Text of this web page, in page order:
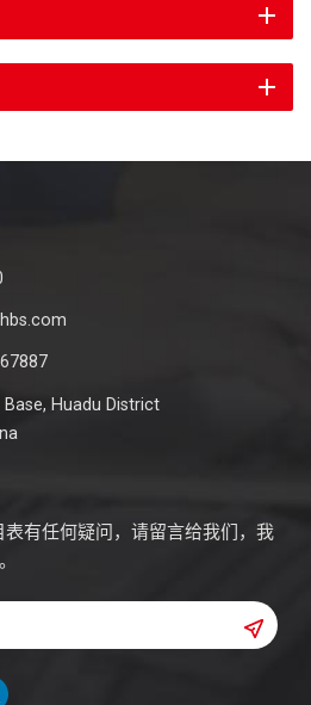
Huadu District
有任何疑问，请留言给我们，我